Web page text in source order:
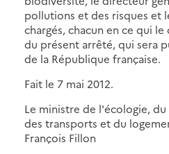
pollutions et des risques et
chargés, chacun en ce qui
du présent arrêté, qui sera
de la République française.
Fait le 7 mai 2012.
Le ministre de l'écologie,
des transports et du
François Fillon